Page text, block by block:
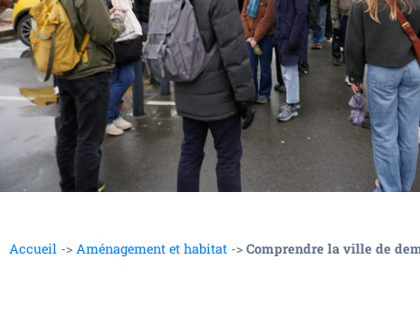
Accueil -> Aménagement et habitat -> Comprendre la ville de